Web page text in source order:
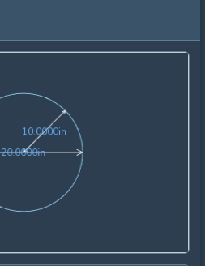
10.0000in 10.0000in
20.0000in20.0000in